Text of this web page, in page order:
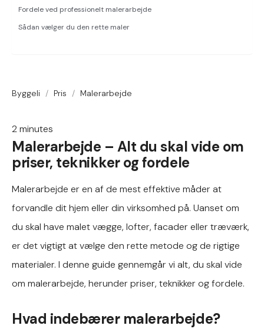
Byggeli / Pris / Malerarbejde
2minutes
Malerarbejde – Alt du skal vide om
priser, teknikker og fordele
Malerarbejde er en af de mest effektive måder at
forvandle dit hjem eller din virksomhed på. Uanset om
du skal have malet vægge, lofter, facader eller træværk,
er det vigtigt at vælge den rette metode og de rigtige
materialer. I denne guide gennemgår vi alt, du skal vide
om malerarbejde, herunder priser, teknikker og fordele.
Hvad indebærer malerarbejde?
Fordele ved professionelt malerarbejde
Sådan vælger du den rette maler